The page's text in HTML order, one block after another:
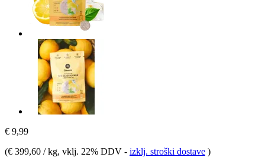
€ 9,99
(€ 399,60 / kg, vklj. 22% DDV - izklj. stroški dostave )